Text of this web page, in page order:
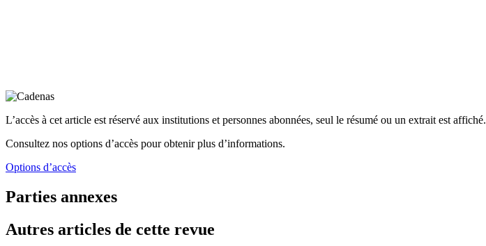
L’accès à cet article est réservé aux institutions et personnes abonnées, seul le résumé ou un extrait est affiché.
Consultez nos options d’accès pour obtenir plus d’informations.
Options d’accès
Parties annexes
Autres articles de cette revue